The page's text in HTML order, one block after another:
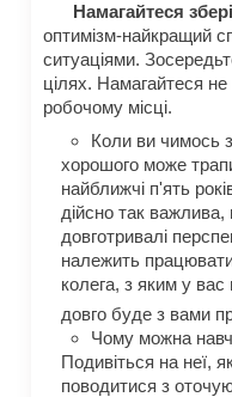
Намагайтеся
оптимізм-найкращий
ситуаціями.
цілях. Намагайтеся
робочому місці.
Коли ви чимось
хорошого може
найближчі п'ять
дійсно так
довготривалі
належить
колега, з яким у вас
довго буде з вами
Чому можна
Подивіться на неї,
поводитися з